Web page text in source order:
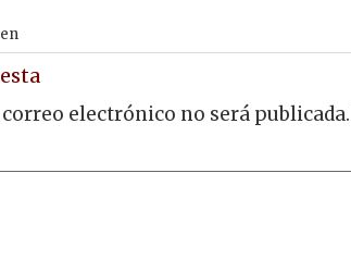
electrónico no será publicada.